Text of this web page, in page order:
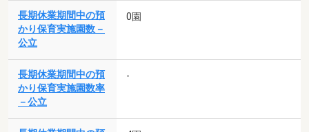
長期休業期間中の預
かり保育実施園数－
公立
0園
長期休業期間中の預
かり保育実施園数率
－公立
-